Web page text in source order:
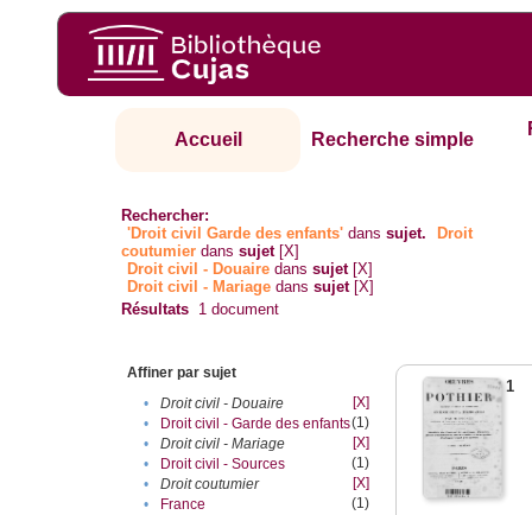
Accueil Recherche simple
Rechercher:
'Droit civil Garde des enfants' danssujet.
Droit
coutumier danssujet [X]
Droit civil - Douaire danssujet [X]
Droit civil - Mariage danssujet [X]
Résultats 1 document
Affiner par sujet
•
Droit civil - Douaire
[X]
•
Droit civil - Garde des enfants(1)
•
Droit civil - Mariage
[X]
•
Droit civil - Sources
(1)
•
Droit coutumier
[X]
•
France
(1)
1